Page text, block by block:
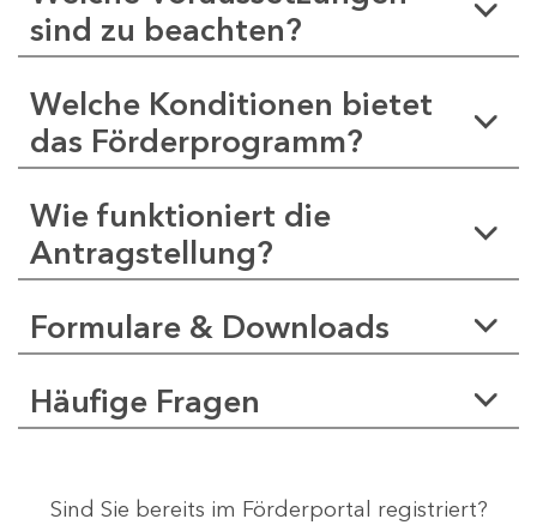
sind zu beachten?
Welche Konditionen bietet
das Förderprogramm?
Wie funktioniert die
Antragstellung?
Formulare & Downloads
Häufige Fragen
Sind Sie bereits im Förderportal registriert?